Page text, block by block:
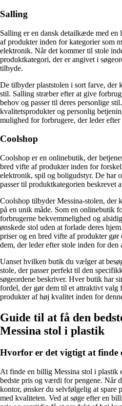
Salling
Salling er en dansk detailkæde med en
af produkter inden for kategorier som
elektronik. Når det kommer til stole
produktkategori, der er angivet i
tilbyde.
De tilbyder plaststolen i sort farve, der
stil. Salling stræber efter at give
behov og passer til deres personlige
kvalitetsprodukter og personlig
mulighed for forbrugere, der leder
Coolshop
Coolshop er en onlinebutik, der
bred vifte af produkter inden for
elektronik, spil og boligudstyr. De har
passer til produktkategorien beskrevet
Coolshop tilbyder Messina-stolen, der
på en unik måde. Som en onlinebutik
forbrugerne bekvemmelighed og
ønskede stol uden at forlade deres
priser og en bred vifte af produkter
dem, der leder efter stole inden for
Uanset hvilken butik du vælger at
stole, der passer perfekt til den
søgeordene beskriver. Hver butik har
fordel, der gør dem til et attraktivt valg
produkter af høj kvalitet inden for
Guide til at få den
Messina stol i plastik
Hvorfor er det vigtigt at finde
At finde en billig Messina stol i plastik
bedste pris og værdi for pengene. Når
kontor, ønsker du selvfølgelig at spare
med kvaliteten. Ved at søge efter en